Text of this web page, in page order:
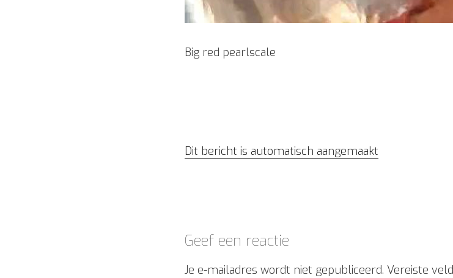
Big red pearlscale
Dit bericht is automatisch aangemaakt
Geef een reactie
Je e-mailadres wordt niet gepubliceerd. Vereiste